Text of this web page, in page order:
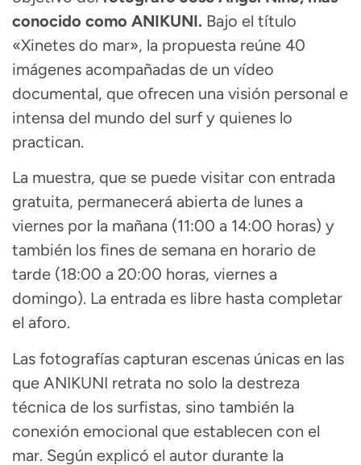
conocido como ANIKUNI. Bajo el título
«Xinetes do mar», la propuesta reúne 40
imágenes acompañadas de un vídeo
documental, que ofrecen una visión personal e
intensa del mundo del surf y quienes lo
practican.
La muestra, que se puede visitar con entrada
gratuita, permanecerá abierta de lunes a
viernes por la mañana (11:00 a 14:00 horas) y
también los fines de semana en horario de
tarde (18:00 a 20:00 horas, viernes a
domingo). La entrada es libre hasta completar
el aforo.
Las fotografías capturan escenas únicas en las
que ANIKUNI retrata no solo la destreza
técnica de los surfistas, sino también la
conexión emocional que establecen con el
mar. Según explicó el autor durante la